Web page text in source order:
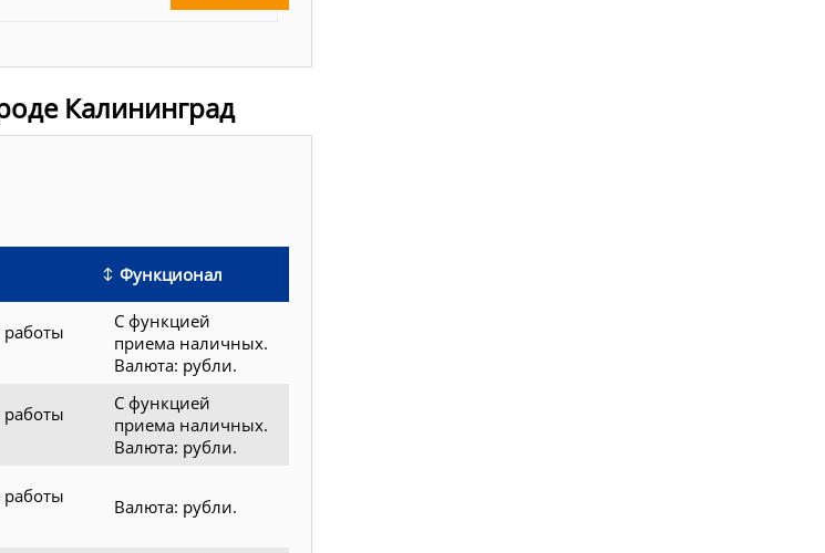
Калининград
Функционал
С функцией
приема наличных.
Валюта: рубли.
С функцией
приема наличных.
Валюта: рубли.
Валюта: рубли.